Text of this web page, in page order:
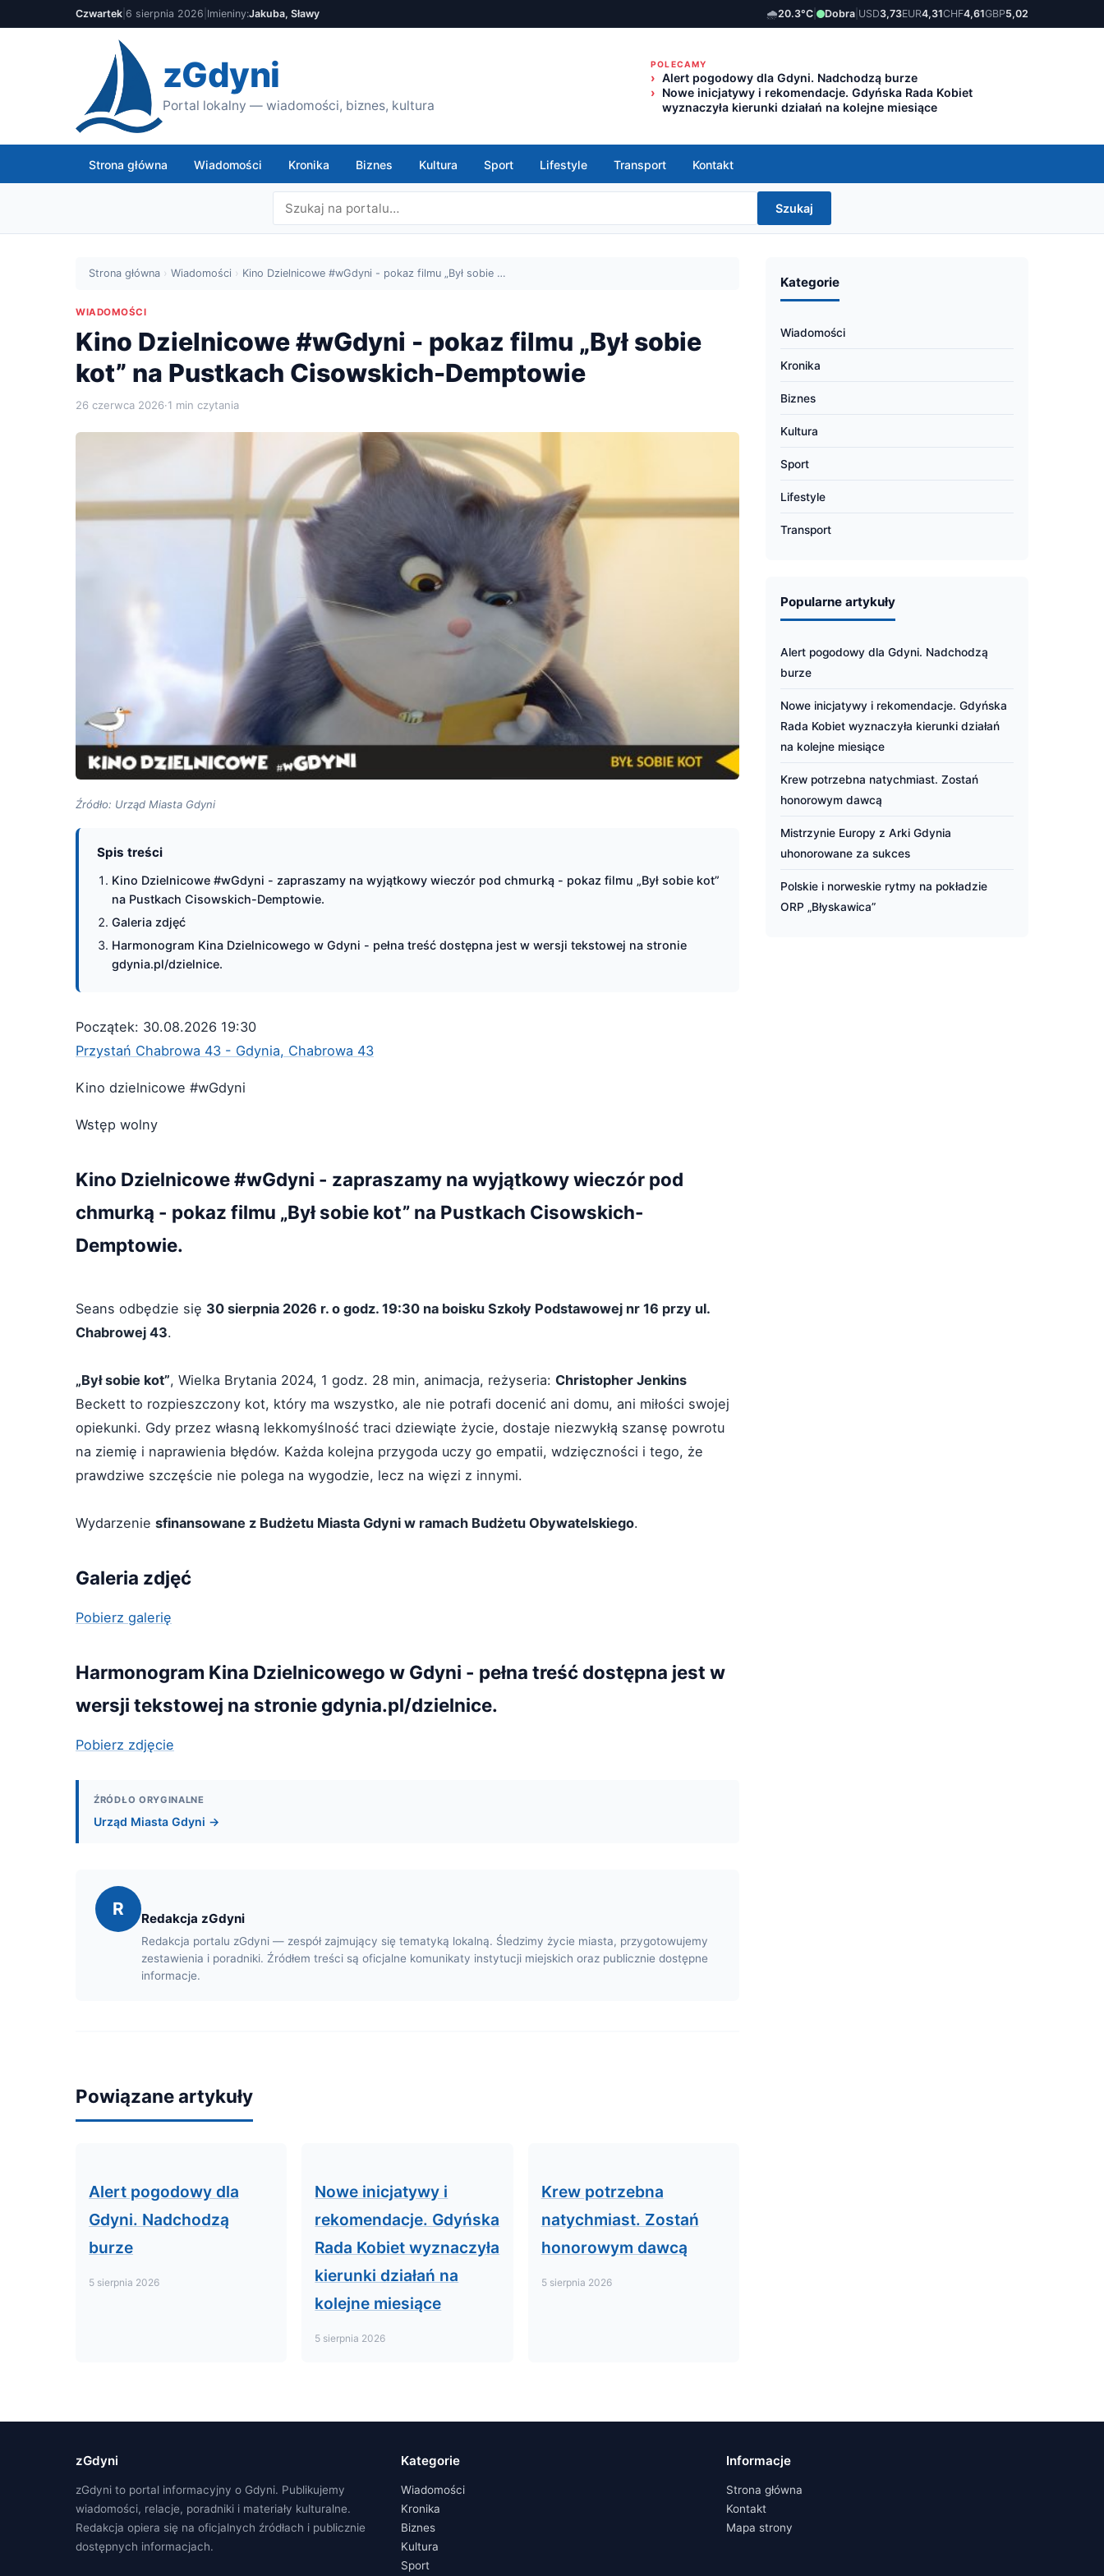
Czwartek 6 sierpnia 2026 Imieniny:Jakuba, Sławy 🌧️20.3°C Dobra USD3,73EUR4,31CHF4,61GBP5,02
zGdyni
Portal lokalny — wiadomości, biznes, kultura
POLECAMY
Alert pogodowy dla Gdyni. Nadchodzą burze
Nowe inicjatywy i rekomendacje. Gdyńska Rada Kobiet
wyznaczyła kierunki działań na kolejne miesiące
Strona główna Wiadomości Kronika Biznes Kultura Sport Lifestyle Transport Kontakt
Szukaj
Strona główna › Wiadomości › Kino Dzielnicowe #wGdyni - pokaz filmu „Był sobie …
WIADOMOŚCI
Kino Dzielnicowe #wGdyni - pokaz filmu „Był sobie
kot” na Pustkach Cisowskich-Demptowie
26 czerwca 2026·1 min czytania
Źródło: Urząd Miasta Gdyni
Spis treści
Kino Dzielnicowe #wGdyni - zapraszamy na wyjątkowy wieczór pod chmurką - pokaz filmu „Był sobie kot”
na Pustkach Cisowskich-Demptowie.
Galeria zdjęć
Harmonogram Kina Dzielnicowego w Gdyni - pełna treść dostępna jest w wersji tekstowej na stronie
gdynia.pl/dzielnice.
Początek: 30.08.2026 19:30
Przystań Chabrowa 43 - Gdynia, Chabrowa 43
Kino dzielnicowe #wGdyni
Wstęp wolny
Kino Dzielnicowe #wGdyni - zapraszamy na wyjątkowy wieczór pod
chmurką - pokaz filmu „Był sobie kot” na Pustkach Cisowskich-
Demptowie.
Seans odbędzie się 30 sierpnia 2026 r. o godz. 19:30 na boisku Szkoły Podstawowej nr 16 przy ul.
Chabrowej 43.
„Był sobie kot”, Wielka Brytania 2024, 1 godz. 28 min, animacja, reżyseria: Christopher Jenkins
Beckett to rozpieszczony kot, który ma wszystko, ale nie potrafi docenić ani domu, ani miłości swojej
opiekunki. Gdy przez własną lekkomyślność traci dziewiąte życie, dostaje niezwykłą szansę powrotu
na ziemię i naprawienia błędów. Każda kolejna przygoda uczy go empatii, wdzięczności i tego, że
prawdziwe szczęście nie polega na wygodzie, lecz na więzi z innymi.
Wydarzenie sfinansowane z Budżetu Miasta Gdyni w ramach Budżetu Obywatelskiego.
Galeria zdjęć
Pobierz galerię
Harmonogram Kina Dzielnicowego w Gdyni - pełna treść dostępna jest w
wersji tekstowej na stronie gdynia.pl/dzielnice.
Pobierz zdjęcie
ŹRÓDŁO ORYGINALNE
Urząd Miasta Gdyni →
R Redakcja zGdyni
Redakcja portalu zGdyni — zespół zajmujący się tematyką lokalną. Śledzimy życie miasta, przygotowujemy
zestawienia i poradniki. Źródłem treści są oficjalne komunikaty instytucji miejskich oraz publicznie dostępne
informacje.
Powiązane artykuły
Alert pogodowy dla
Gdyni. Nadchodzą
burze
5 sierpnia 2026
Nowe inicjatywy i
rekomendacje. Gdyńska
Rada Kobiet wyznaczyła
kierunki działań na
kolejne miesiące
5 sierpnia 2026
Krew potrzebna
natychmiast. Zostań
honorowym dawcą
5 sierpnia 2026
Kategorie
Wiadomości
Kronika
Biznes
Kultura
Sport
Lifestyle
Transport
Popularne artykuły
Alert pogodowy dla Gdyni. Nadchodzą
burze
Nowe inicjatywy i rekomendacje. Gdyńska
Rada Kobiet wyznaczyła kierunki działań
na kolejne miesiące
Krew potrzebna natychmiast. Zostań
honorowym dawcą
Mistrzynie Europy z Arki Gdynia
uhonorowane za sukces
Polskie i norweskie rytmy na pokładzie
ORP „Błyskawica”
zGdyni
zGdyni to portal informacyjny o Gdyni. Publikujemy
wiadomości, relacje, poradniki i materiały kulturalne.
Redakcja opiera się na oficjalnych źródłach i publicznie
dostępnych informacjach.
Kategorie
Wiadomości
Kronika
Biznes
Kultura
Sport
Informacje
Strona główna
Kontakt
Mapa strony